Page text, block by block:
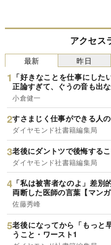
アクセス
最新
「好きなことを仕事にし
正論すぎて、ぐうの音も出
小倉健一
すさまじく仕事ができる人
ダイヤモンド社書籍編集局
老後にダントツで後悔する
ダイヤモンド社書籍編集局
「私は被害者なのよ」差
両断した医師の言葉【マンガ
佐藤秀峰
老後になってから「もっと
うこと・ワースト1
昨日